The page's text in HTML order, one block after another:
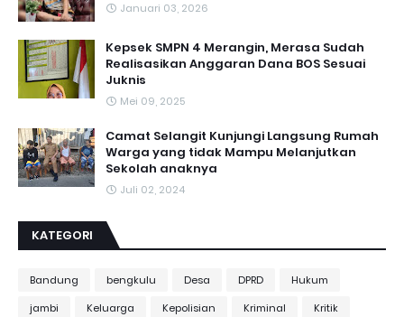
Januari 03, 2026
Kepsek SMPN 4 Merangin, Merasa Sudah
Realisasikan Anggaran Dana BOS Sesuai
Juknis
Mei 09, 2025
Camat Selangit Kunjungi Langsung Rumah
Warga yang tidak Mampu Melanjutkan
Sekolah anaknya
Juli 02, 2024
KATEGORI
Bandung bengkulu Desa DPRD
Hukum
jambi
Keluarga Kepolisian Kriminal
Kritik